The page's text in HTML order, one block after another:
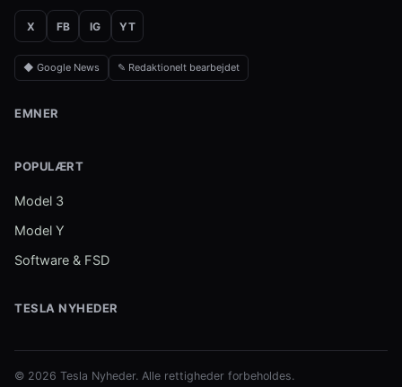
X FB IG YT
◆ Google News ✎ Redaktionelt bearbejdet
EMNER
POPULÆRT
Model 3
Model Y
Software & FSD
TESLA NYHEDER
© 2026 Tesla Nyheder. Alle rettigheder forbeholdes.